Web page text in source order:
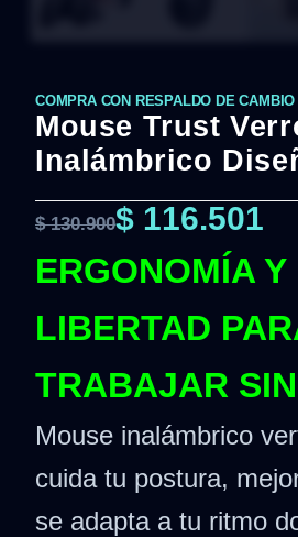
COMPRA CON RESPALDO DE
Mouse Trust
Inalámbrico
$130.900$ 116.501
ERGONOMÍA Y
LIBERTAD
TRABAJAR
Mouse inalámbrico
cuida tu postura,
se adapta a tu ritmo